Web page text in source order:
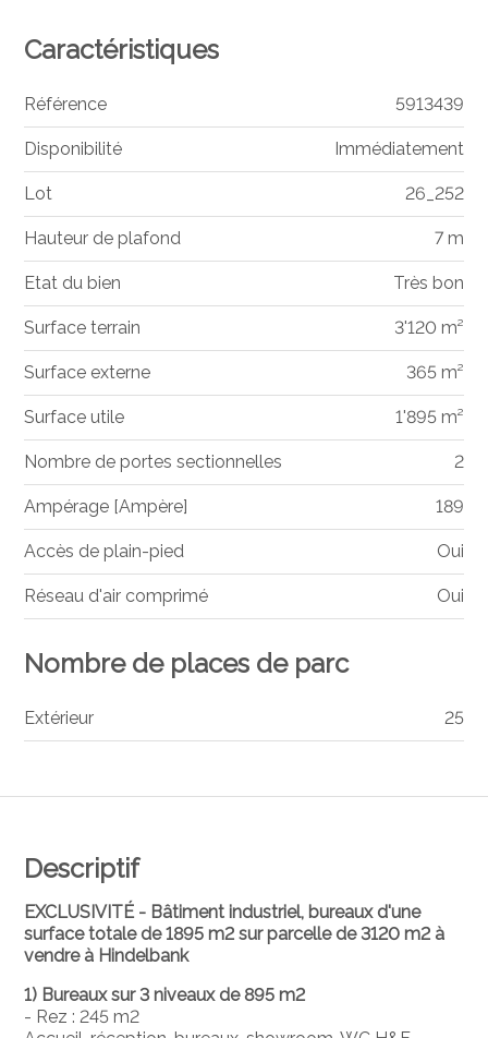
Descriptif
EXCLUSIVITÉ - Bâtiment industriel, bureaux d'une
surface totale de 1895 m2 sur parcelle de 3120 m2 à
vendre à Hindelbank
1) Bureaux sur 3 niveaux de 895 m2
- Rez : 245 m2
Caractéristiques
Référence 5913439
Disponibilité Immédiatement
Lot 26_252
Hauteur de plafond 7 m
Etat du bien Très bon
Surface terrain 3'120 m²
Surface externe 365 m²
Surface utile 1'895 m²
Nombre de portes sectionnelles 2
Ampérage [Ampère] 189
Accès de plain-pied Oui
Réseau d'air comprimé Oui
Nombre de places de parc
Extérieur 25